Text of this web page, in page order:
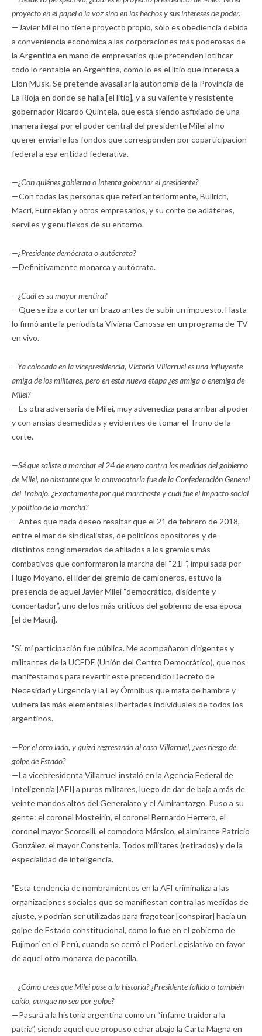
proyecto en el papel o la voz sino en los hechos y sus intereses de poder.
—Javier Milei no tiene proyecto propio, sólo es obediencia debida
a conveniencia económica a las corporaciones más poderosas de
la Argentina en mano de empresarios que pretenden lotificar
todo lo rentable en Argentina, como lo es el litio que interesa a
Elon Musk. Se pretende avasallar la autonomía de la Provincia de
La Rioja en donde se halla [el litio], y a su valiente y resistente
gobernador Ricardo Quintela, que está siendo asfixiado de una
manera ilegal por el poder central del presidente Milei al no
querer enviarle los fondos que corresponden por coparticipacion
federal a esa entidad federativa.
—¿Con quiénes gobierna o intenta gobernar el presidente?
—Con todas las personas que referí anteriormente, Bullrich,
Macri, Eurnekian y otros empresarios, y su corte de adláteres,
serviles y genuflexos de su entorno.
—¿Presidente demócrata o autócrata?
—Definitivamente monarca y autócrata.
—¿Cuál es su mayor mentira?
—Que se iba a cortar un brazo antes de subir un impuesto. Hasta
lo firmó ante la periodista Viviana Canossa en un programa de TV
en vivo.
—Ya colocada en la vicepresidencia, Victoria Villarruel es una influyente
amiga de los militares, pero en esta nueva etapa ¿es amiga o enemiga de
Milei?
—Es otra adversaria de Milei, muy advenediza para arribar al poder
y con ansias desmedidas y evidentes de tomar el Trono de la
corte.
—Sé que saliste a marchar el 24 de enero contra las medidas del gobierno
de Milei, no obstante que la convocatoria fue de la Confederación General
del Trabajo. ¿Exactamente por qué marchaste y cuál fue el impacto social
y político de la marcha?
—Antes que nada deseo resaltar que el 21 de febrero de 2018,
entre el mar de sindicalistas, de políticos opositores y de
distintos conglomerados de afiliados a los gremios más
combativos que conformaron la marcha del “21F”, impulsada por
Hugo Moyano, el líder del gremio de camioneros, estuvo la
presencia de aquel Javier Milei “democrático, disidente y
concertador”, uno de los más críticos del gobierno de esa época
[el de Macri].
”Sí, mi participación fue pública. Me acompañaron dirigentes y
militantes de la UCEDE (Unión del Centro Democrático), que nos
manifestamos para revertir este pretendido Decreto de
Necesidad y Urgencia y la Ley Ómnibus que mata de hambre y
vulnera las más elementales libertades individuales de todos los
argentinos.
—Por el otro lado, y quizá regresando al caso Villarruel, ¿ves riesgo de
golpe de Estado?
—La vicepresidenta Villarruel instaló en la Agencia Federal de
Inteligencia [AFI] a puros militares, luego de dar de baja a más de
veinte mandos altos del Generalato y el Almirantazgo. Puso a su
gente: el coronel Mosteirin, el coronel Bernardo Herrero, el
coronel mayor Scorcelli, el comodoro Mársico, el almirante Patricio
González, el mayor Constenla. Todos militares (retirados) y de la
especialidad de inteligencia.
”Esta tendencia de nombramientos en la AFI criminaliza a las
organizaciones sociales que se manifiestan contra las medidas de
ajuste, y podrían ser utilizadas para fragotear [conspirar] hacia un
golpe de Estado constitucional, como lo fue en el gobierno de
Fujimori en el Perú, cuando se cerró el Poder Legislativo en favor
de aquel otro monarca de pacotilla.
—¿Cómo crees que Milei pase a la historia? ¿Presidente fallido o también
caído, aunque no sea por golpe?
—Pasará a la historia argentina como un “infame traidor a la
patria”, siendo aquel que propuso echar abajo la Carta Magna en